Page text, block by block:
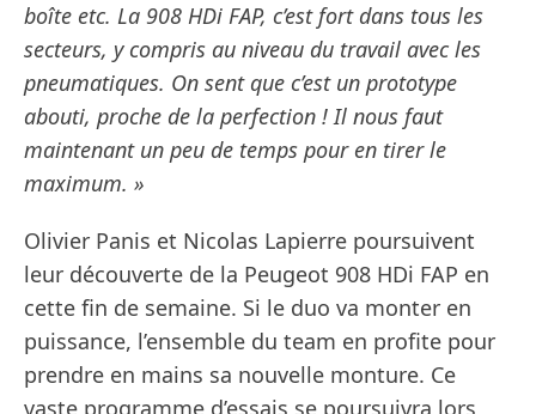
boîte etc. La 908 HDi FAP, c’est fort dans tous les
secteurs, y compris au niveau du travail avec les
pneumatiques. On sent que c’est un prototype
abouti, proche de la perfection ! Il nous faut
maintenant un peu de temps pour en tirer le
maximum. »
Olivier Panis et Nicolas Lapierre poursuivent
leur découverte de la Peugeot 908 HDi FAP en
cette fin de semaine. Si le duo va monter en
puissance, l’ensemble du team en profite pour
prendre en mains sa nouvelle monture. Ce
vaste programme d’essais se poursuivra lors